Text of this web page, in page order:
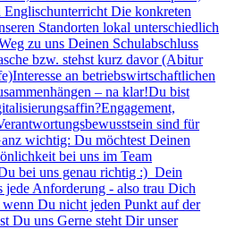
Die konkreten
Standorten lokal unterschiedlich
zu uns Deinen Schulabschluss
bzw. stehst kurz davor (Abitur
an betriebswirtschaftlichen
– na klar!Du bist
sind für
wichtig: Du möchtest Deinen
bei uns im Team
bei uns genau richtig :) Dein
jede Anforderung - also trau Dich
Du nicht jeden Punkt auf der
Du uns Gerne steht Dir unser